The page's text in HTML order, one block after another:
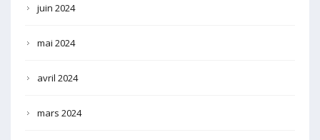
juin 2024
mai 2024
avril 2024
mars 2024